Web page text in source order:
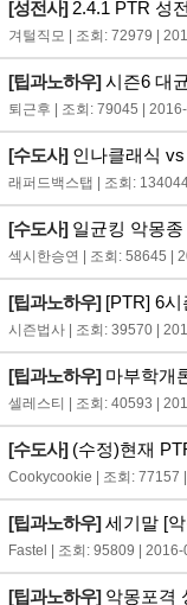
[성전사]2.4.1 PTR 성
겨털직모 | 조회: 72979 |
[팁과노하우]시즌6 대
퇴근후 | 조회: 79045 |
[수도사]인나클래식 vs
래퍼드백스탭 | 조회:
[수도사]일균킹 악몽종
섹시한승연 | 조회: 58645 |
[팁과노하우][PTR] 6시
시즌법사 | 조회: 39570 |
[팁과노하우]마부학개
셀레스티 | 조회: 40593 |
[수도사](수정)현재
Cookycookie | 조회: 77157
[팁과노하우]세기말 [
Fastel | 조회: 95809 |
[팁과노하우]악몽포격